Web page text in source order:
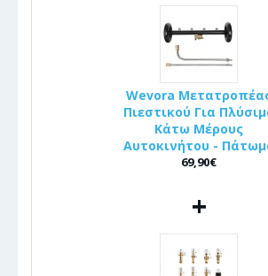
Wevora
Πιεστικού Για
Κάτω Μέρους
Αυτοκινήτου -
69,90€
+